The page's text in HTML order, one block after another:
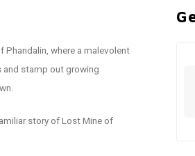
Phandalin, where a malevolent
and stamp out growing
story of Lost Mine of